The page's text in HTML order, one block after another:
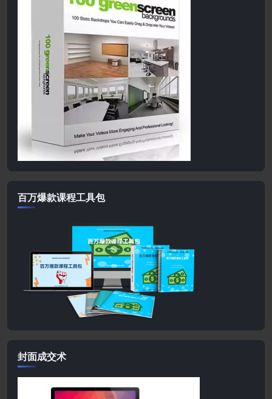
百万爆款课程工具包
封面成交术